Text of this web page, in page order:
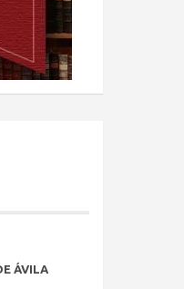
ÁVILA